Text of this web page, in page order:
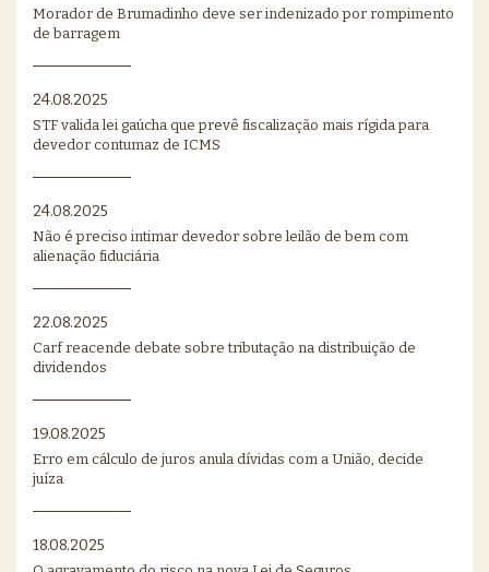
Morador de Brumadinho deve ser indenizado por rompimento
de barragem
24.08.2025
STF valida lei gaúcha que prevê fiscalização mais rígida para
devedor contumaz de ICMS
24.08.2025
Não é preciso intimar devedor sobre leilão de bem com
alienação fiduciária
22.08.2025
Carf reacende debate sobre tributação na distribuição de
dividendos
19.08.2025
Erro em cálculo de juros anula dívidas com a União, decide
juíza
18.08.2025